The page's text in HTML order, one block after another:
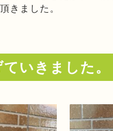
きました。
いきました。